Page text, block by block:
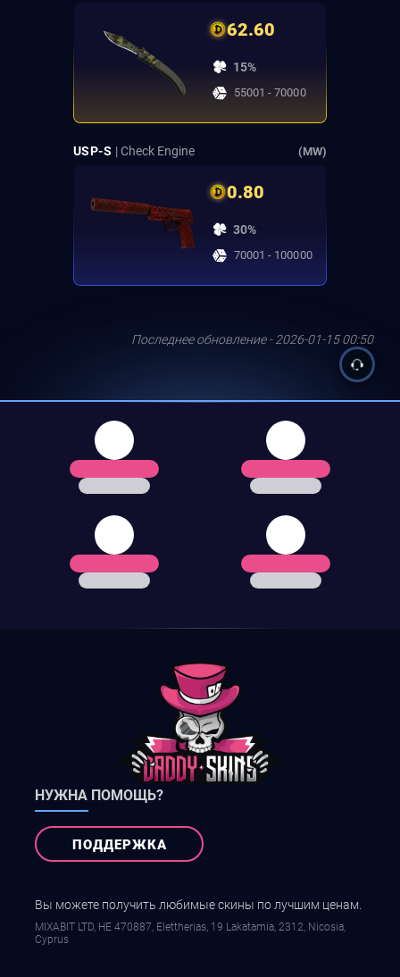
62.60
15%
55001 - 70000
USP-S | Check Engine (MW)
0.80
30%
70001 - 100000
Последнее обновление - 2026-01-15 00:50
НУЖНА ПОМОЩЬ?
ПОДДЕРЖКА
Вы можете получить любимые скины по лучшим ценам.
MIXABIT LTD, ΗΕ 470887, Elettherias, 19 Lakatamia, 2312, Nicosia,
Cyprus